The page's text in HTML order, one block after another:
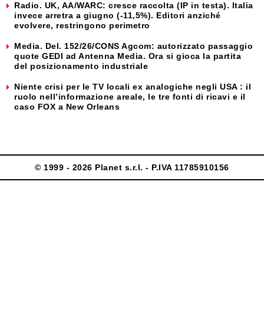
Radio. UK, AA/WARC: cresce raccolta (IP in testa). Italia
invece arretra a giugno (-11,5%). Editori anziché
evolvere, restringono perimetro
Media. Del. 152/26/CONS Agcom: autorizzato passaggio
quote GEDI ad Antenna Media. Ora si gioca la partita
del posizionamento industriale
Niente crisi per le TV locali ex analogiche negli USA : il
ruolo nell’informazione areale, le tre fonti di ricavi e il
caso FOX a New Orleans
© 1999 - 2026 Planet s.r.l. - P.IVA 11785910156